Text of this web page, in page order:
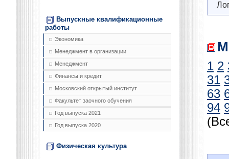
Выпускные квалификационные
работы
Экономика
Менеджмент в организации
Менеджмент
Финансы и кредит
Московский открытый институт
Факультет заочного обучения
Год выпуска 2021
Год выпуска 2020
Физическая культура
1 2
31
63
94